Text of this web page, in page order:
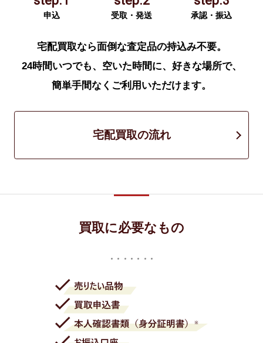
申込 受取・発送 承認・振込
宅配買取なら面倒な査定品の持込み不要。
24時間いつでも、空いた時間に、好きな場所で、
簡単手間なくご利用いただけます。
宅配買取の流れ
買取に必要なもの